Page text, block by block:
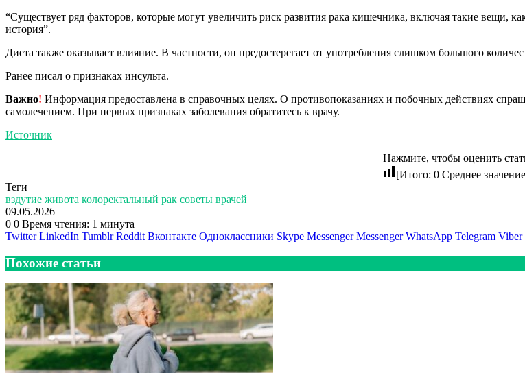
“Существует ряд факторов, которые могут увеличить риск развития рака кишечника, включая такие вещи,
история”.
Диета также оказывает влияние. В частности, он предостерегает от употребления слишком большого
Ранее писал о признаках инсульта.
Важно! Информация предоставлена в справочных целях. О противопоказаниях и побочных действиях
самолечением. При первых признаках заболевания обратитесь к врачу.
Источник
Нажмите, чтобы оценить
[Итого: 0 Среднее
Теги
вздутие живота колоректальный рак советы врачей
09.05.2026
0 0 Время чтения: 1 минута
Twitter LinkedIn Tumblr Reddit Вконтакте Одноклассники Skype Messenger Messenger WhatsApp Telegram Viber
Похожие статьи